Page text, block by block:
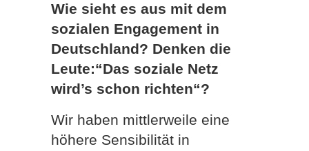
Wie sieht es aus mit dem
sozialen Engagement in
Deutschland? Denken die
Leute:“Das soziale Netz
wird’s schon richten“?
Wir haben mittlerweile eine
höhere Sensibilität in